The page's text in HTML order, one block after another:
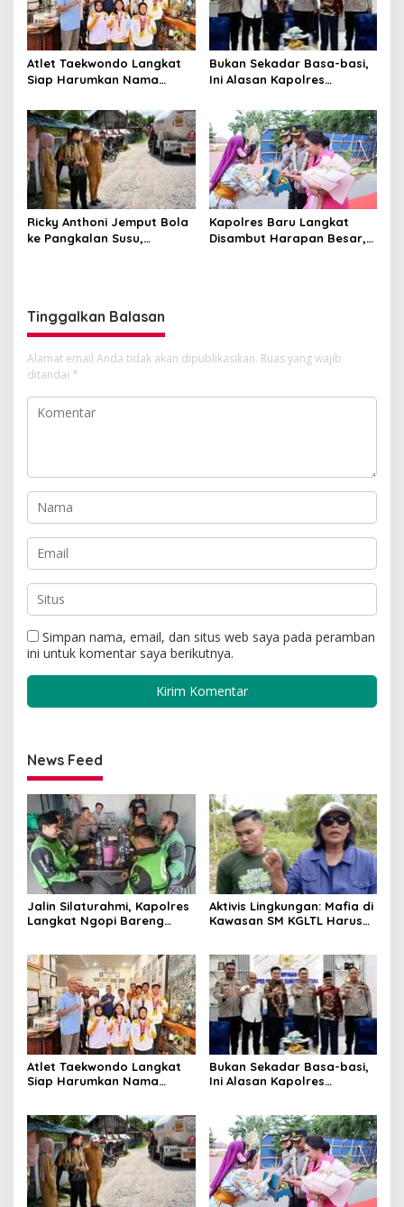
Atlet Taekwondo Langkat
Siap Harumkan Nama
Internasional G2 Asian
Bukan Sekadar Basa-basi,
Ini Alasan Kapolres
Anthony
Ricky Anthoni Jemput Bola
ke Pangkalan Susu,
Kapolres Baru Langkat
Disambut Harapan Besar,
Tinggalkan Balasan
Alamat email Anda tidak akan dipublikasikan. Ruas yang wajib
ditandai *
Simpan nama, email, dan situs web saya pada peramban
ini untuk komentar saya berikutnya.
News Feed
Jalin Silaturahmi, Kapolres
Langkat Ngopi Bareng
Aktivis Lingkungan: Mafia di
Kawasan SM KGLTL Harus
Atlet Taekwondo Langkat
Siap Harumkan Nama
Bukan Sekadar Basa-basi,
Ini Alasan Kapolres